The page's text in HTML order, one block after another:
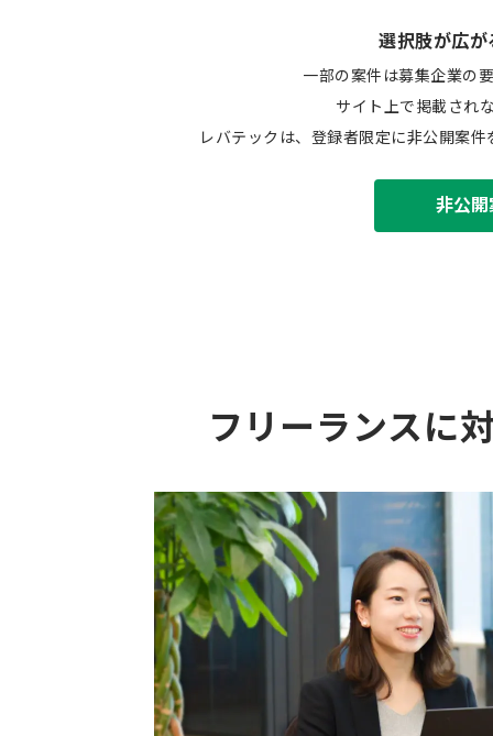
選択肢が広が
一部の案件は募集企業の
サイト上で掲載され
レバテックは、登録者限定に非公開案
非公
フリーランスに